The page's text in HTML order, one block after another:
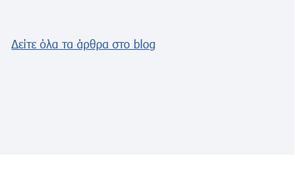
Δείτε όλα τα άρθρα στο blog